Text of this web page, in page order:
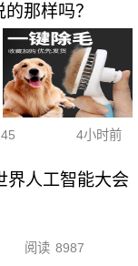
那样吗？
4小时前
界人工智能大会
阅读 8987